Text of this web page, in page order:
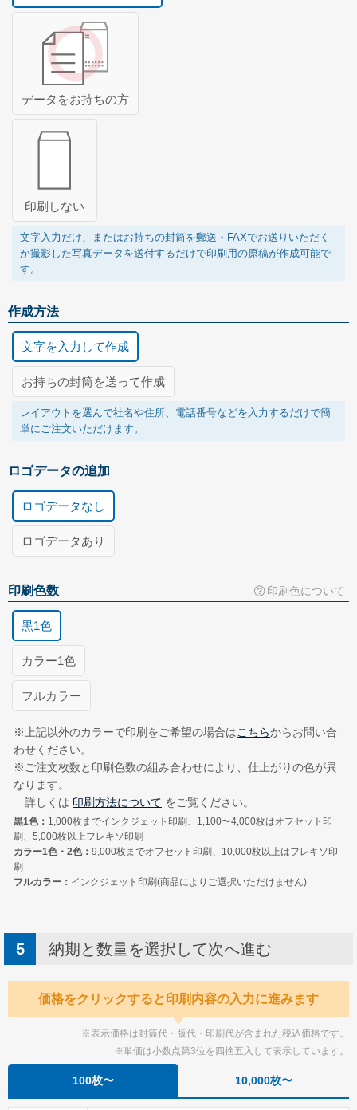
データをお持ちの方
印刷しない
文字入力だけ、またはお持ちの封筒を郵送・FAXでお送りいただく
か撮影した写真データを送付するだけで印刷用の原稿が作成可能で
す。
作成方法
文字を入力して作成
お持ちの封筒を送って作成
レイアウトを選んで社名や住所、電話番号などを入力するだけで簡
単にご注文いただけます。
ロゴデータの追加
ロゴデータなし
ロゴデータあり
封筒の送付方法
写真で送る
お持ちの封筒の写真を登録してください。
印刷用データの種類
Illustrator形式
印刷色数 印刷色について
黒1色
カラー1色
フルカラー
※上記以外のカラーで印刷をご希望の場合はこちらからお問い合
わせください。
※ご注文枚数と印刷色数の組み合わせにより、仕上がりの色が異
なります。
詳しくは 印刷方法について をご覧ください。
黒1色： 1,000枚までインクジェット印刷、1,100〜4,000枚はオフセット印
刷、5,000枚以上フレキソ印刷
カラー1色・2色： 9,000枚までオフセット印刷、10,000枚以上はフレキソ印
刷
フルカラー： インクジェット印刷(商品によりご選択いただけません)
納期と数量を選択して次へ進む
価格をクリックすると印刷内容の入力に進みます
※表示価格は封筒代・版代・印刷代が含まれた税込価格です。
※単価は小数点第3位を四捨五入して表示しています。
100枚〜 10,000枚〜